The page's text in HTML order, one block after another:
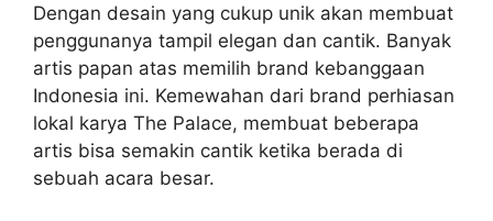
Dengan desain yang cukup unik akan membuat
penggunanya tampil elegan dan cantik. Banyak
artis papan atas memilih brand kebanggaan
Indonesia ini. Kemewahan dari brand perhiasan
lokal karya The Palace, membuat beberapa
artis bisa semakin cantik ketika berada di
sebuah acara besar.